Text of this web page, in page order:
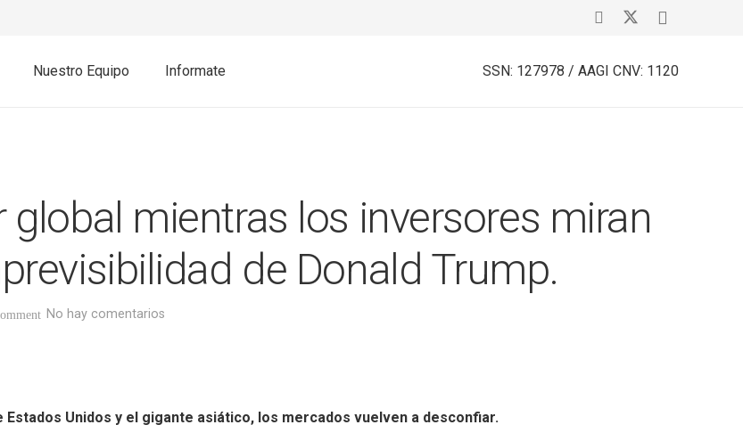
Nuestro Equipo Informate SSN: 127978 / AAGI CNV: 1120
mientras los inversores miran
de Donald Trump.
No hay comentarios
Unidos y el gigante asiático, los mercados vuelven a desconfiar.